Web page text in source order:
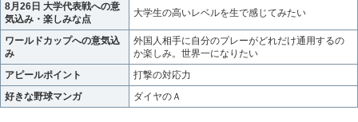
8月26日 大学代表戦への意
気込み・楽しみな点
大学生の高いレベルを生で感じてみたい
ワールドカップへの意気込
み
外国人相手に自分のプレーがどれだけ通用するの
か楽しみ。世界一になりたい
アピールポイント
打撃の対応力
好きな野球マンガ
ダイヤのＡ